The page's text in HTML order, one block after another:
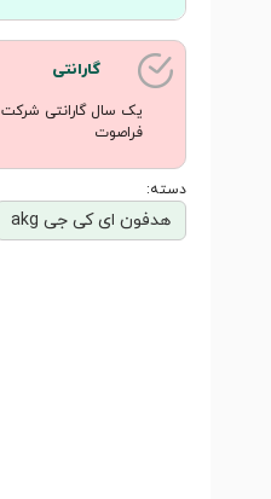
گارانتی
یک سال گارانتی شرکت
فراصوت
دسته:
هدفون ای کی جی akg